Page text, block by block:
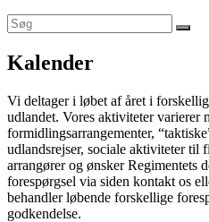
Kalender
Vi deltager i løbet af året i
udlandet. Vores aktiviteter varierer
formidlingsarrangementer,
udlandsrejser, sociale aktiviteter til
arrangører og ønsker Regimentets
forespørgsel via siden kontakt os
behandler løbende forskellige
godkendelse.